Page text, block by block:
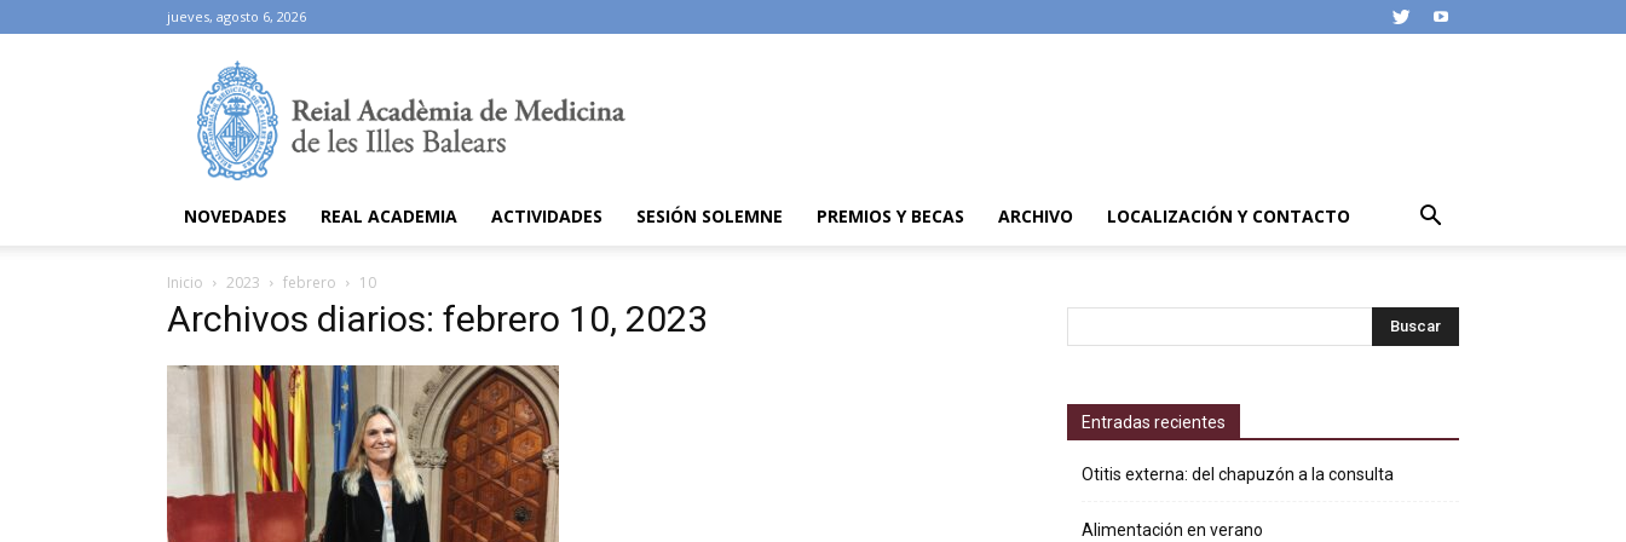
jueves, agosto 6, 2026
NOVEDADES REAL ACADEMIA ACTIVIDADES SESIÓN SOLEMNE PREMIOS Y BECAS ARCHIVO LOCALIZACIÓN Y CONTACTO
Inicio 2023 febrero 10
Archivos diarios: febrero 10, 2023
Entradas recientes
Otitis externa: del chapuzón a la consulta
Alimentación en verano